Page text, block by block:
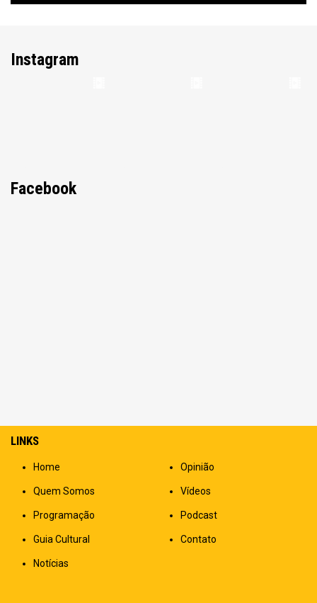
Instagram
Facebook
LINKS
Home
Quem Somos
Programação
Guia Cultural
Notícias
Opinião
Vídeos
Podcast
Contato